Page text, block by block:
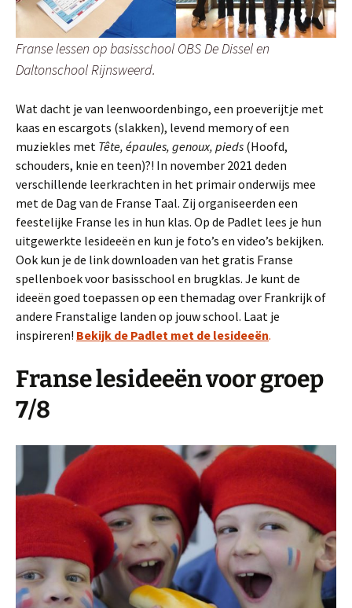
Franse lessen op basisschool OBS De Dissel en
Daltonschool Rijnsweerd.
Wat dacht je van leenwoordenbingo, een proeverijtje met
kaas en escargots (slakken), levend memory of een
muziekles met Tête, épaules, genoux, pieds (Hoofd,
schouders, knie en teen)?! In november 2021 deden
verschillende leerkrachten in het primair onderwijs mee
met de Dag van de Franse Taal. Zij organiseerden een
feestelijke Franse les in hun klas. Op de Padlet lees je hun
uitgewerkte lesideeën en kun je foto’s en video’s bekijken.
Ook kun je de link downloaden van het gratis Franse
spellenboek voor basisschool en brugklas. Je kunt de
ideeën goed toepassen op een themadag over Frankrijk of
andere Franstalige landen op jouw school. Laat je
inspireren! Bekijk de Padlet met de lesideeën.
Franse lesideeën voor groep
7/8